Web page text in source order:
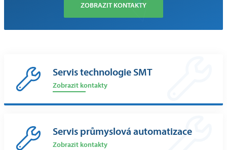
ZOBRAZIT KONTAKTY
Servis technologie SMT
Zobrazit kontakty
Servis průmyslová automatizace
Zobrazit kontakty